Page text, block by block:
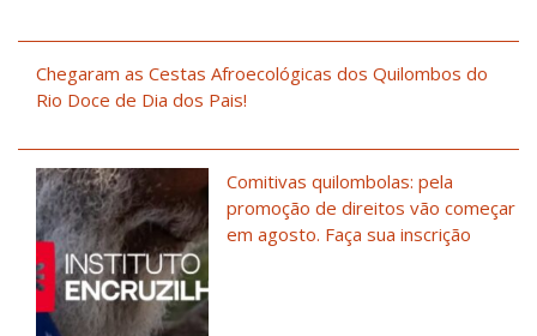
Chegaram as Cestas Afroecológicas dos Quilombos do
Rio Doce de Dia dos Pais!
Comitivas quilombolas: pela
promoção de direitos vão começar
em agosto. Faça sua inscrição